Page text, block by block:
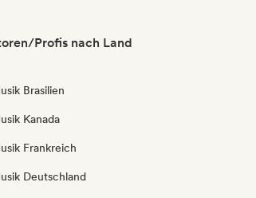
Profis nach Land
Brasilien
Kanada
Frankreich
Deutschland